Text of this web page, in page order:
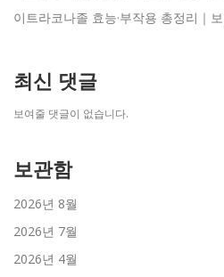
이트라코나졸 효능·부작용 총정리｜
최신 댓글
보여줄 댓글이 없습니다.
보관함
2026년 8월
2026년 7월
2026년 4월